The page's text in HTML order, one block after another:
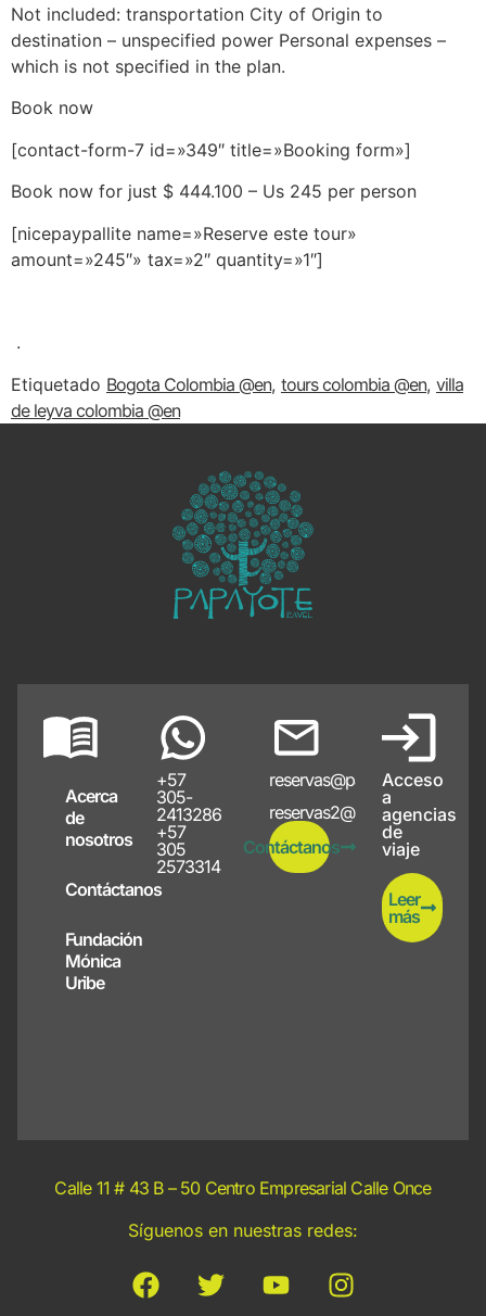
Not included: transportation City of Origin to
destination – unspecified power Personal expenses –
which is not specified in the plan.
Book now
[contact-form-7 id=»349″ title=»Booking form»]
Book now for just $ 444.100 – Us 245 per person
[nicepaypallite name=»Reserve este tour»
amount=»245″» tax=»2″ quantity=»1″]
.
Etiquetado Bogota Colombia @en, tours colombia @en, villa
de leyva colombia @en
Acerca
de
nosotros
Contáctanos
Fundación
Mónica
Uribe
+57
305-
2413286
+57
305
2573314
reservas@papayote.com
reservas2@papayote.com
Contáctanos
Acceso
a
agencias
de
viaje
Leer
más
Calle 11 # 43 B – 50 Centro Empresarial Calle Once
Síguenos en nuestras redes: